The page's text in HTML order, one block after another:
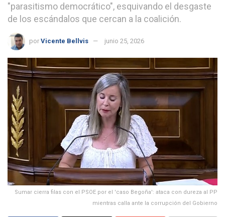
"parasitismo democrático", esquivando el desgaste
de los escándalos que cercan a la coalición.
por Vicente Bellvis junio 25, 2026
Sumar cierra filas con el PSOE por el 'caso Begoña': ataca con dureza al PP
mientras calla ante la corrupción del Gobierno